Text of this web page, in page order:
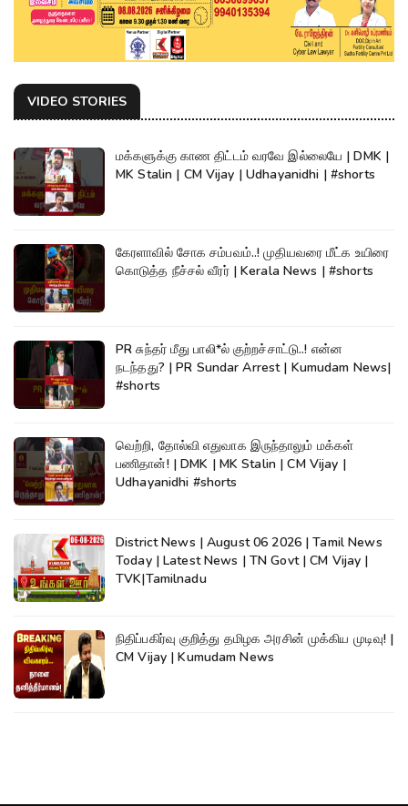
VIDEO STORIES
மக்களுக்கு காண திட்டம் வரவே இல்லையே | DMK |
MK Stalin | CM Vijay | Udhayanidhi | #shorts
கேரளாவில் சோக சம்பவம்..! முதியவரை மீட்க உயிரை
கொடுத்த நீச்சல் வீரர் | Kerala News | #shorts
PR சுந்தர் மீது பாலி*ல் குற்றச்சாட்டு..! என்ன
நடந்தது? | PR Sundar Arrest | Kumudam News|
#shorts
வெற்றி, தோல்வி எதுவாக இருந்தாலும் மக்கள்
பணிதான்! | DMK | MK Stalin | CM Vijay |
Udhayanidhi #shorts
District News | August 06 2026 | Tamil News
Today | Latest News | TN Govt | CM Vijay |
TVK|Tamilnadu
நிதிப்பகிர்வு குறித்து தமிழக அரசின் முக்கிய முடிவு! |
CM Vijay | Kumudam News